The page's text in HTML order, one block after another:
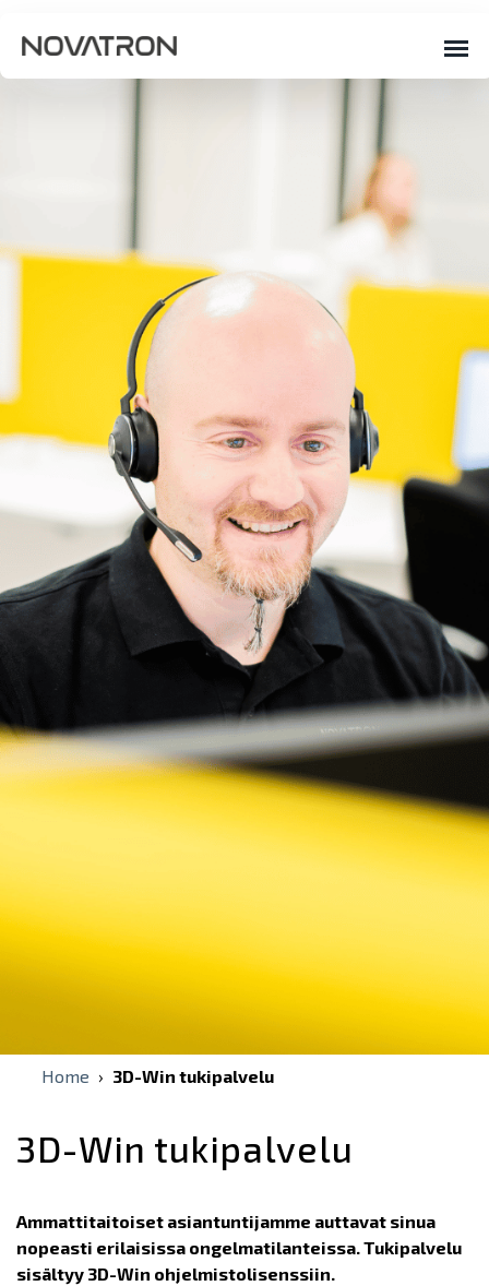
Home › 3D-Win tukipalvelu
3D-Win tukipalvelu
Ammattitaitoiset asiantuntijamme auttavat sinua
nopeasti erilaisissa ongelmatilanteissa. Tukipalvelu
sisältyy 3D-Win ohjelmistolisenssiin.